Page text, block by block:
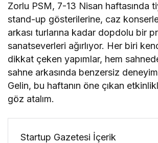
Zorlu PSM, 7-13 Nisan haftasında
stand-up gösterilerine, caz
arkası turlarına kadar dopdolu bir
sanatseverleri ağırlıyor. Her biri
dikkat çeken yapımlar, hem
sahne arkasında benzersiz
Gelin, bu haftanın öne çıkan
göz atalım.
Startup Gazetesi İçerik